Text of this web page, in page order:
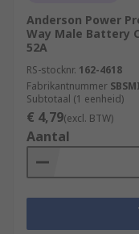
Anderson Power
Way Male Battery
52A
RS-stocknr. 162-4618
Fabrikantnummer
Subtotaal (1 eenheid)
€ 4,79(excl. BTW)
Aantal